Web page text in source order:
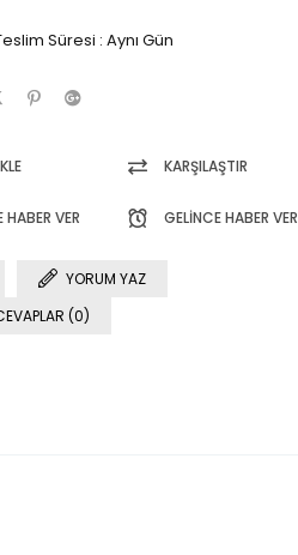
Süresi : Aynı Gün
KARŞILAŞTIR
VER GELINCE HABER VER
YORUM YAZ
(0)